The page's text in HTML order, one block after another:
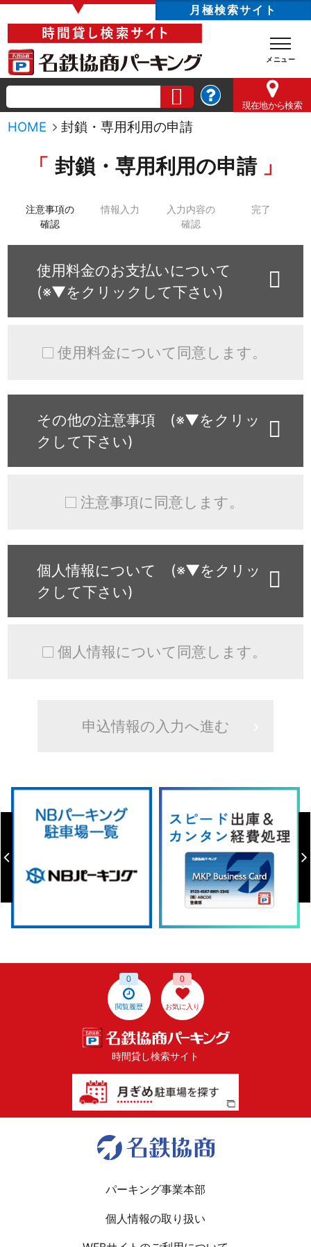
▼ 月極検索サイト
現在地から検索
HOME 封鎖・専用利用の申請
封鎖・専用利用の申請
注意事項の
確認
情報入力
入力内容の
確認
完了
使用料金のお支払いについて
(※▼をクリックして下さい)
使用料金について同意します。
その他の注意事項 (※▼をクリッ
クして下さい)
注意事項に同意します。
個人情報について (※▼をクリッ
クして下さい)
個人情報について同意します。
閲覧履歴
0
お気に入り
0
時間貸し検索サイト
パーキング事業本部
個人情報の取り扱い